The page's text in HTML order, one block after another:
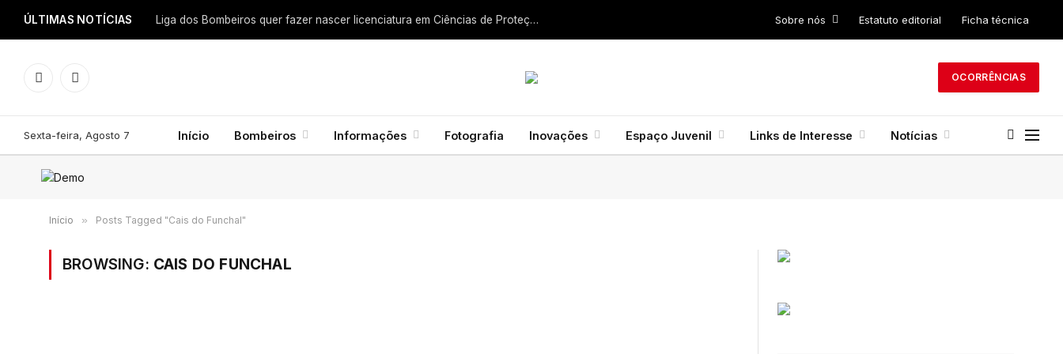
ÚLTIMAS NOTÍCIAS Liga dos Bombeiros quer fazer nascer licenciatura em Ciências de Proteção Civil e Bombeiros Sobre nós Estatuto editorial Ficha técnica
FacebookInstagram
OCORRÊNCIAS
Sexta-feira, Agosto 7 Início Bombeiros Informações Fotografia Inovações Espaço Juvenil Links de Interesse Notícias
Início » Posts Tagged "Cais do Funchal"
BROWSING: CAIS DO FUNCHAL